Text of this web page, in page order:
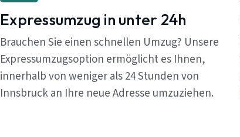
Expressumzug in unter 24h
Brauchen Sie einen schnellen Umzug? Unsere
Expressumzugsoption ermöglicht es Ihnen,
innerhalb von weniger als 24 Stunden von
Innsbruck an Ihre neue Adresse umzuziehen.